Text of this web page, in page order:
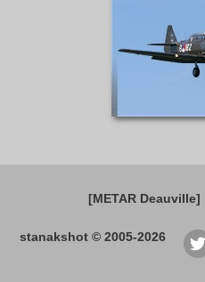
[METAR Deauville]
stanakshot © 2005-2026